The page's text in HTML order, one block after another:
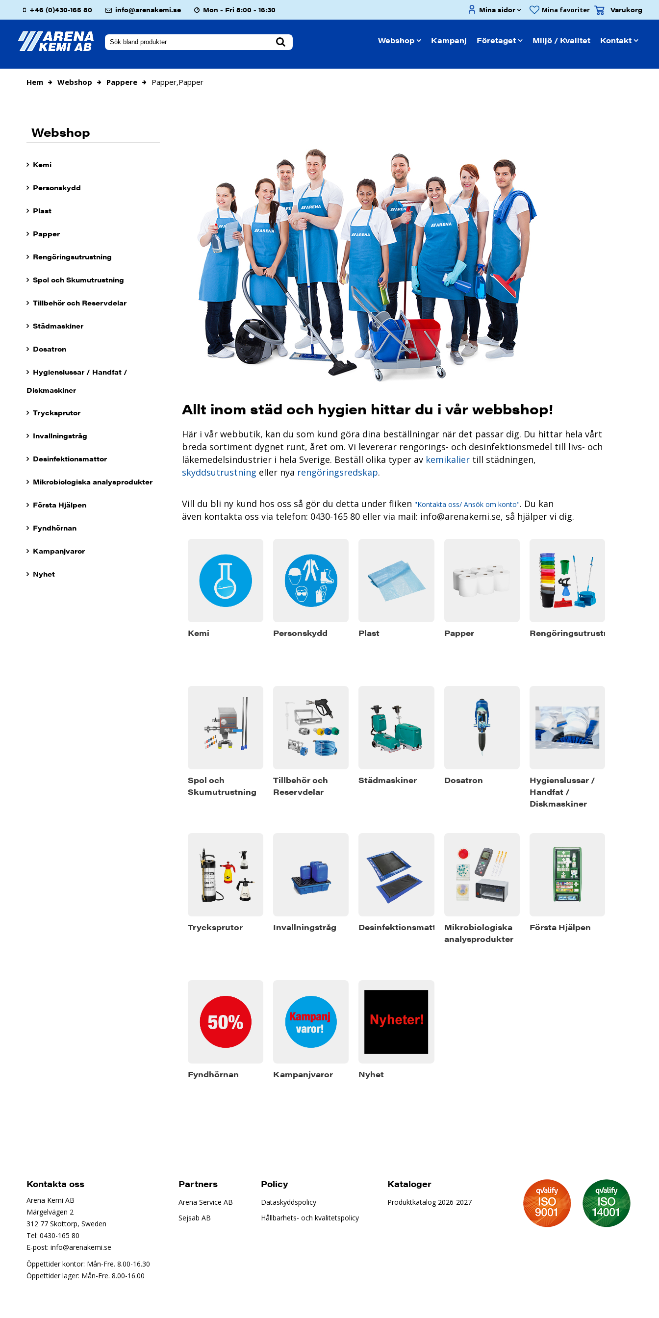
+46 (0)430-165 80 info@arenakemi.se Mon - Fri 8:00 - 16:30 Mina sidor Mina favoriter Varukorg
Webshop Kampanj Företaget Miljö / Kvalitet Kontakt
Hem Webshop Pappere Papper,papper
Webshop
Kemi
Personskydd
Plast
Papper
Rengöringsutrustning
Spol och Skumutrustning
Tillbehör och Reservdelar
Städmaskiner
Dosatron
Hygienslussar / Handfat /
Diskmaskiner
Trycksprutor
Invallningstråg
Desinfektionsmattor
Mikrobiologiska analysprodukter
Första Hjälpen
Fyndhörnan
Kampanjvaror
Nyhet
Allt inom städ och hygien hittar du i vår webbshop!
Här i vår webbutik, kan du som kund göra dina beställningar när det passar dig. Du hittar hela vårt
breda sortiment dygnet runt, året om. Vi levererar rengörings- och desinfektionsmedel till livs- och
läkemedelsindustrier i hela Sverige. Beställ olika typer av kemikaliertill städningen,
skyddsutrustning eller nya rengöringsredskap.
Vill du bli ny kund hos oss så gör du detta under fliken "Kontakta oss/ Ansök om konto". Du kan
även kontakta oss via telefon: 0430-165 80 eller via mail: info@arenakemi.se, så hjälper vi dig.
Kemi Personskydd Plast Papper Rengöringsutrustning
Spol och
Skumutrustning
Tillbehör och
Reservdelar
Städmaskiner Dosatron
Hygienslussar /
Handfat /
Diskmaskiner
Trycksprutor Invallningstråg DesinfektionsmattorMikrobiologiska
analysprodukter
Första Hjälpen
Fyndhörnan Kampanjvaror Nyhet
Kontakta oss
Arena Kemi AB
Märgelvägen 2
312 77 Skottorp, Sweden
Tel: 0430-165 80
E-post: info@arenakemi.se
Öppettider kontor: Mån-Fre. 8.00-16.30
Öppettider lager: Mån-Fre. 8.00-16.00
Partners
Arena Service AB
Sejsab AB
Policy
Dataskyddspolicy
Hållbarhets- och kvalitetspolicy
Kataloger
Produktkatalog 2026-2027